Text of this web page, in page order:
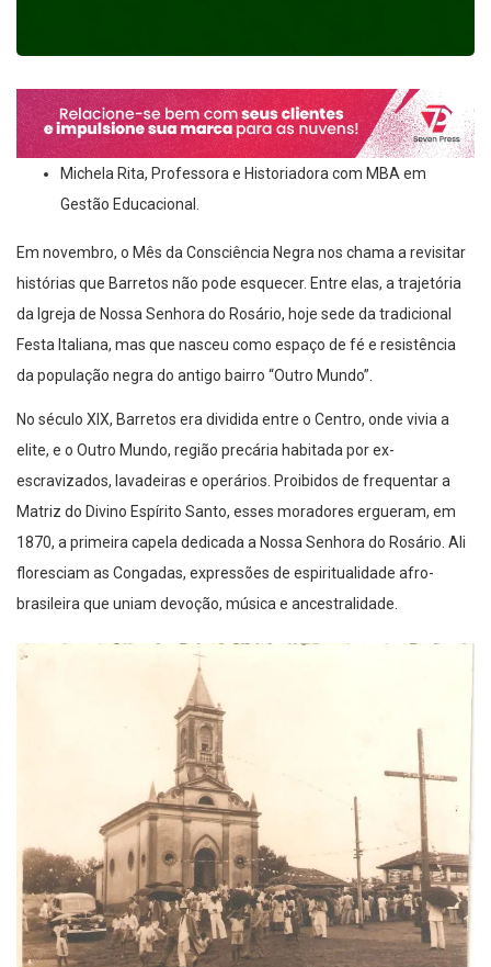
Michela Rita, Professora e Historiadora com MBA em
Gestão Educacional.
histórias que Barretos não pode esquecer. Entre elas, a trajetória
da Igreja de Nossa Senhora do Rosário, hoje sede da tradicional
Festa Italiana, mas que nasceu como espaço de fé e resistência
da população negra do antigo bairro “Outro Mundo”.
elite, e o Outro Mundo, região precária habitada por ex-
escravizados, lavadeiras e operários. Proibidos de frequentar a
Matriz do Divino Espírito Santo, esses moradores ergueram, em
1870, a primeira capela dedicada a Nossa Senhora do Rosário. Ali
floresciam as Congadas, expressões de espiritualidade afro-
brasileira que uniam devoção, música e ancestralidade.